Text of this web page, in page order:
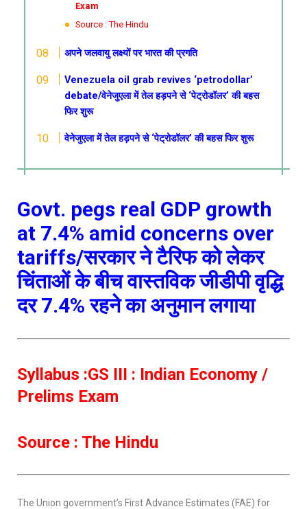
Exam
Source : The Hindu
अपने जलवायु लक्ष्यों पर भारत की प्रगति
Venezuela oil grab revives ‘petrodollar’
debate/वेनेजुएला में तेल हड़पने से ‘पेट्रोडॉलर’ की बहस
फिर शुरू
वेनेजुएला में तेल हड़पने से ‘पेट्रोडॉलर’ की बहस फिर शुरू
Govt. pegs real GDP growth
at 7.4% amid concerns over
tariffs/सरकार ने टैरिफ को लेकर
चिंताओं के बीच वास्तविक जीडीपी वृद्धि
दर 7.4% रहने का अनुमान लगाया
Syllabus :GS III : Indian Economy /
Prelims Exam
Source : The Hindu
The Union government’s First Advance Estimates (FAE) for